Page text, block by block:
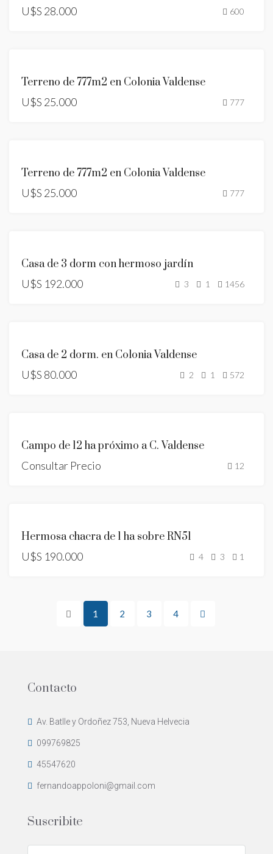
U$S 28.000
600
Terreno de 777m2 en Colonia Valdense
U$S 25.000
777
Terreno de 777m2 en Colonia Valdense
U$S 25.000
777
Casa de 3 dorm con hermoso jardín
U$S 192.000
3 1 1456
Casa de 2 dorm. en Colonia Valdense
U$S 80.000
2 1 572
Campo de 12 ha próximo a C. Valdense
Consultar Precio
12
Hermosa chacra de 1 ha sobre RN51
U$S 190.000
4 3 1
1 2 3 4
Contacto
Av. Batlle y Ordoñez 753, Nueva Helvecia
099769825
45547620
fernandoappoloni@gmail.com
Suscribite